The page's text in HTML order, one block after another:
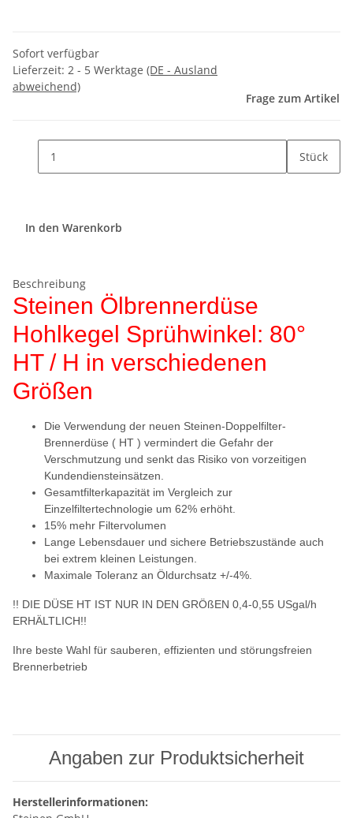
Sofort verfügbar
Lieferzeit: 2 - 5 Werktage (DE - Ausland
abweichend)
Frage zum Artikel
Stück
In den Warenkorb
Beschreibung
Steinen Ölbrennerdüse
Hohlkegel Sprühwinkel: 80°
HT / H in verschiedenen
Größen
Die Verwendung der neuen Steinen-Doppelfilter-
Brennerdüse ( HT ) vermindert die Gefahr der
Verschmutzung und senkt das Risiko von vorzeitigen
Kundendiensteinsätzen.
Gesamtfilterkapazität im Vergleich zur
Einzelfiltertechnologie um 62% erhöht.
15% mehr Filtervolumen
Lange Lebensdauer und sichere Betriebszustände auch
bei extrem kleinen Leistungen.
Maximale Toleranz an Öldurchsatz +/-4%.
!! DIE DÜSE HT IST NUR IN DEN GRÖßEN 0,4-0,55 USgal/h
ERHÄLTLICH!!
Ihre beste Wahl für sauberen, effizienten und störungsfreien
Brennerbetrieb
Angaben zur Produktsicherheit
Herstellerinformationen: